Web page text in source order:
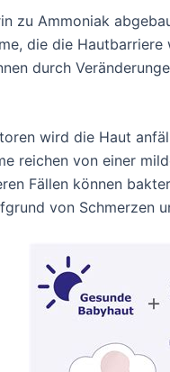
zu Ammoniak
die die
durch
wird die Haut
reichen von einer
Fällen können
von Schmerzen